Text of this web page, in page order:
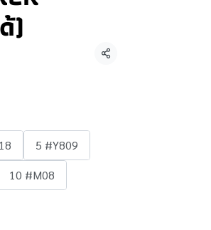
)
แชร์
5 #Y809
10 #M08